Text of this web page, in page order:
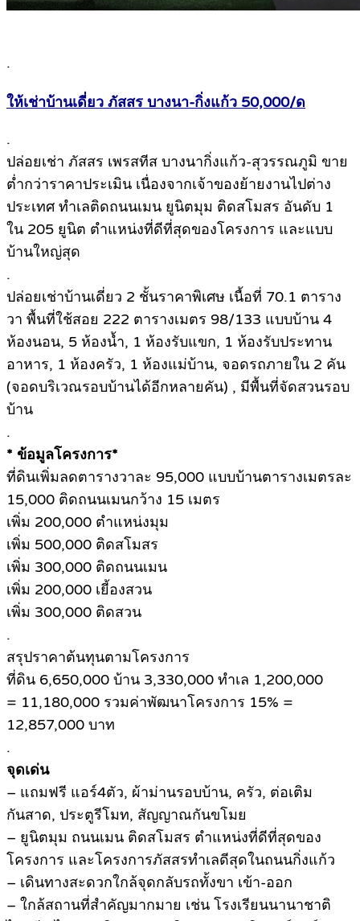
.
ให้เช่าบ้านเดี่ยว ภัสสร บางนา-กิ่งแก้ว 50,000/ด
.
ปล่อยเช่า ภัสสร เพรสทีส บางนากิ่งแก้ว-สุวรรณภูมิ ขาย
ต่ำกว่าราคาประเมิน เนื่องจากเจ้าของย้ายงานไปต่าง
ประเทศ ทำเลติดถนนเมน ยูนิตมุม ติดสโมสร อันดับ 1
ใน 205 ยูนิต ตำแหน่งที่ดีที่สุดของโครงการ และแบบ
บ้านใหญ่สุด
.
ปล่อยเช่าบ้านเดี่ยว 2 ชั้นราคาพิเศษ เนื้อที่ 70.1 ตาราง
วา พื้นที่ใช้สอย 222 ตารางเมตร 98/133 แบบบ้าน 4
ห้องนอน, 5 ห้องน้ำ, 1 ห้องรับแขก, 1 ห้องรับประทาน
อาหาร, 1 ห้องครัว, 1 ห้องแม่บ้าน, จอดรถภายใน 2 คัน
(จอดบริเวณรอบบ้านได้อีกหลายคัน) , มีพื้นที่จัดสวนรอบ
บ้าน
.
* ข้อมูลโครงการ*
ที่ดินเพิ่มลดตารางวาละ 95,000 แบบบ้านตารางเมตรละ
15,000 ติดถนนเมนกว้าง 15 เมตร
เพิ่ม 200,000 ตำแหน่งมุม
เพิ่ม 500,000 ติดสโมสร
เพิ่ม 300,000 ติดถนนเมน
เพิ่ม 200,000 เยี้องสวน
เพิ่ม 300,000 ติดสวน
.
สรุปราคาต้นทุนตามโครงการ
ที่ดิน 6,650,000 บ้าน 3,330,000 ทำเล 1,200,000
= 11,180,000 รวมค่าพัฒนาโครงการ 15% =
12,857,000 บาท
.
จุดเด่น
– แถมฟรี แอร์4ตัว, ผ้าม่านรอบบ้าน, ครัว, ต่อเติม
กันสาด, ประตูรีโมท, สัญญาณกันขโมย
– ยูนิตมุม ถนนเมน ติดสโมสร ตำแหน่งที่ดีที่สุดของ
โครงการ และโครงการภัสสรทำเลดีสุดในถนนกิ่งแก้ว
– เดินทางสะดวกใกล้จุดกลับรถทั้งขา เข้า-ออก
– ใกล้สถานที่สำคัญมากมาย เช่น โรงเรียนนานาชาติ